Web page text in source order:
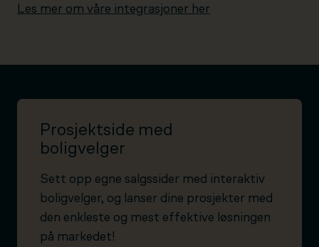
Les mer om våre integrasjoner her
Prosjektside med
boligvelger
Sett opp egne salgssider med interaktiv
boligvelger, og lanser dine prosjekter med
den enkleste og mest effektive løsningen
på markedet!